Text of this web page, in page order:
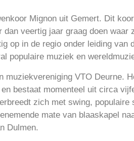
Mignon uit Gemert. Dit
veertig jaar graag doen waar
op in de regio onder leiding van
populaire muziek en
muziekvereniging VTO Deurne.
bestaat momenteel uit circa
zich met swing, populaire
mate van blaaskapel
Dulmen.